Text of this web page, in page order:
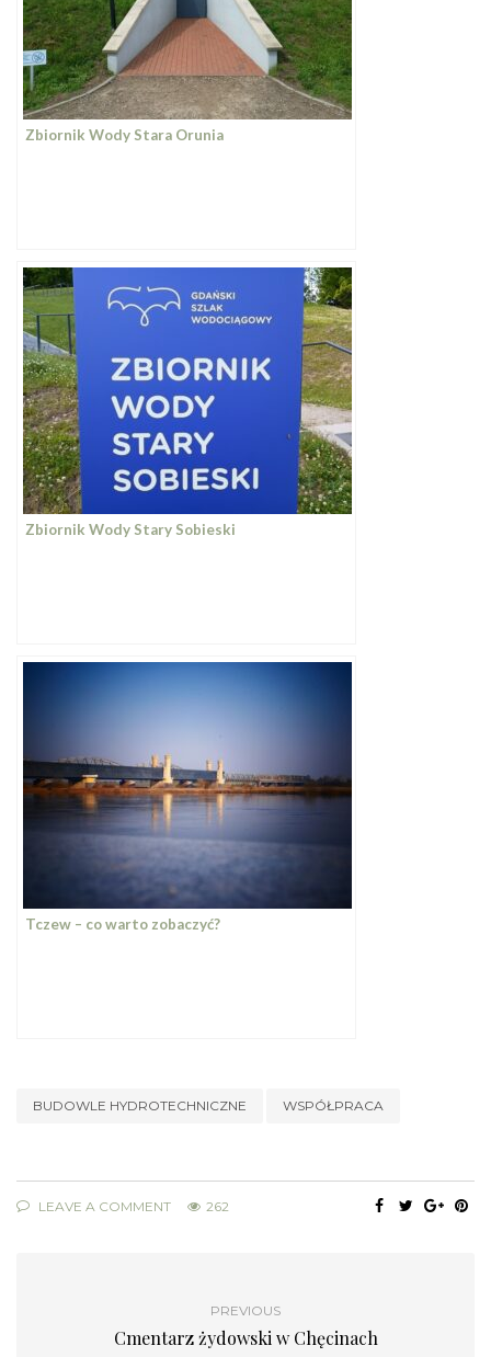
Zbiornik Wody Stara Orunia
Zbiornik Wody Stary Sobieski
Tczew – co warto zobaczyć?
BUDOWLE HYDROTECHNICZNE WSPÓŁPRACA
LEAVE A COMMENT 262
PREVIOUS
Cmentarz żydowski w Chęcinach